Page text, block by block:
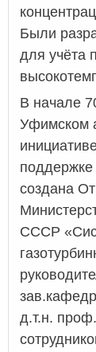
Были
для учёта
В начале
Уфимском
создана
СССР
д.т.н.